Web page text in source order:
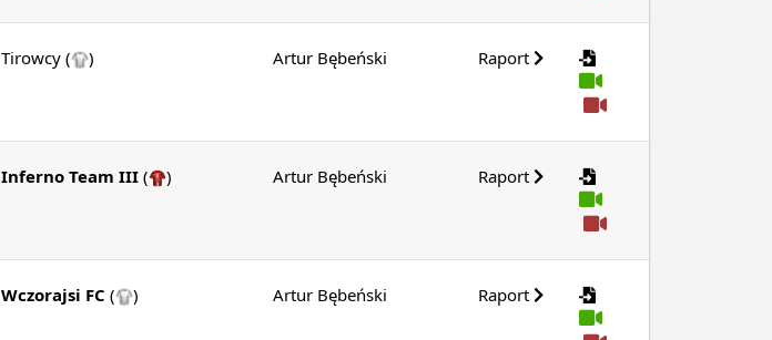
Tirowcy( ) Artur Bębeński Raport
Inferno Team III ( ) Artur Bębeński Raport
Wczorajsi FC ( ) Artur Bębeński Raport